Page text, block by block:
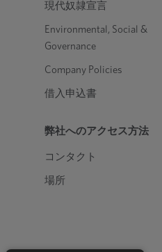
現代奴隷宣言
Environmental, Social &
Governance
Company Policies
借入申込書
弊社へのアクセス方法
コンタクト
場所